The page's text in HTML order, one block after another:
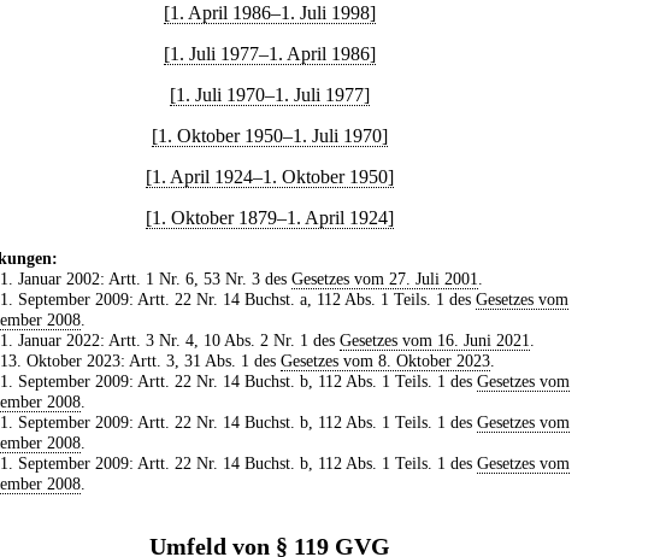
[1. April 1986–1. Juli 1998]
[1. Juli 1977–1. April 1986]
[1. Juli 1970–1. Juli 1977]
[1. Oktober 1950–1. Juli 1970]
[1. April 1924–1. Oktober 1950]
[1. Oktober 1879–1. April 1924]
Januar 2002: Artt. 1 Nr. 6, 53 Nr. 3 des Gesetzes vom 27. Juli 2001.
September 2009: Artt. 22 Nr. 14 Buchst. a, 112 Abs. 1 Teils. 1 des Gesetzes vom
2008.
Januar 2022: Artt. 3 Nr. 4, 10 Abs. 2 Nr. 1 des Gesetzes vom 16. Juni 2021.
Oktober 2023: Artt. 3, 31 Abs. 1 des Gesetzes vom 8. Oktober 2023.
September 2009: Artt. 22 Nr. 14 Buchst. b, 112 Abs. 1 Teils. 1 des Gesetzes vom
2008.
September 2009: Artt. 22 Nr. 14 Buchst. b, 112 Abs. 1 Teils. 1 des Gesetzes vom
2008.
September 2009: Artt. 22 Nr. 14 Buchst. b, 112 Abs. 1 Teils. 1 des Gesetzes vom
2008.
Umfeld von § 119 GVG